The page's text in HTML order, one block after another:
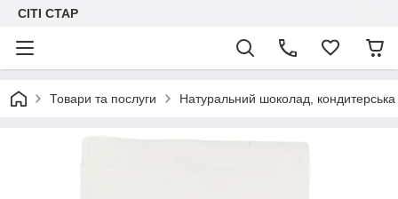
СІТІ СТАР
Товари та послуги Натуральний шоколад, кондитерська